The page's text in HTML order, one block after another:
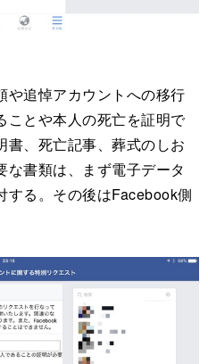
追悼アカウントへの移行
ことや本人の死亡を証明で
書、死亡記事、葬式のしお
な書類は、まず電子データ
する。その後はFacebook側